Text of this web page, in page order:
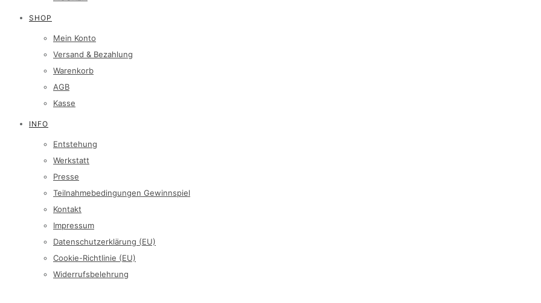
SHOP
Mein Konto
Versand & Bezahlung
Warenkorb
AGB
Kasse
INFO
Entstehung
Werkstatt
Presse
Teilnahmebedingungen Gewinnspiel
Kontakt
Impressum
Datenschutzerklärung (EU)
Cookie-Richtlinie (EU)
Widerrufsbelehrung